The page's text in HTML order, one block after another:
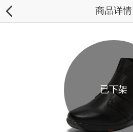
商品详情
已下架